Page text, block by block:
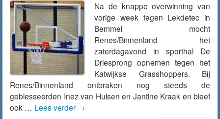
Na de knappe overwinning van
vorige week tegen Lekdetec in
Bemmel mocht
Renes/Binnenland het
zaterdagavond in sporthal De
Driesprong opnemen tegen het
Katwijkse Grasshoppers. Bij
Renes/Binnenland ontbraken nog steeds de
geblesseerden Inez van Hulsen en Jantine Kraak en bleef
ook … Lees verder →